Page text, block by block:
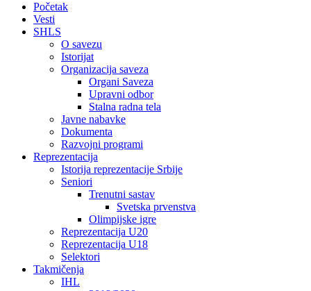
Početak
Vesti
SHLS
O savezu
Istorijat
Organizacija saveza
Organi Saveza
Upravni odbor
Stalna radna tela
Javne nabavke
Dokumenta
Razvojni programi
Reprezentacija
Istorija reprezentacije Srbije
Seniori
Trenutni sastav
Svetska prvenstva
Olimpijske igre
Reprezentacija U20
Reprezentacija U18
Selektori
Takmičenja
IHL